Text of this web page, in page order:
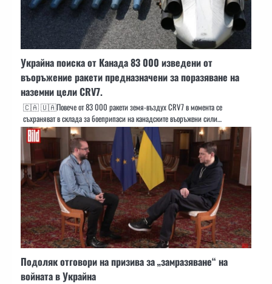
Украйна поиска от Канада 83 000 изведени от
въоръжение ракети предназначени за поразяване на
наземни цели CRV7.
🇨🇦 🇺🇦Повече от 83 000 ракети земя-въздух CRV7 в момента се
съхраняват в склада за боеприпаси на канадските въоръжени сили…
Подоляк отговори на призива за „замразяване“ на
войната в Украйна